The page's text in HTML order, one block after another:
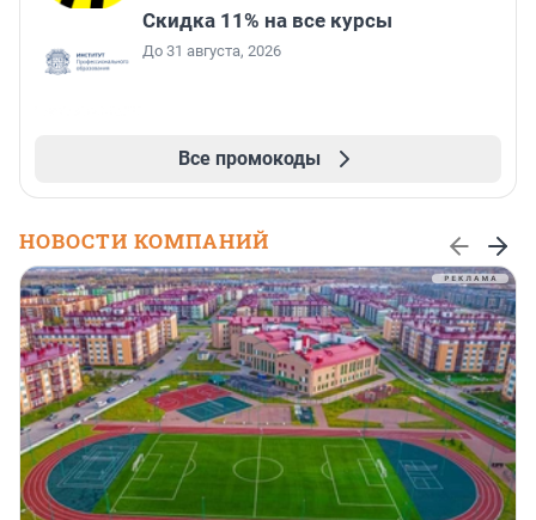
Скидка 11% на все курсы
До 31 августа, 2026
Все промокоды
НОВОСТИ КОМПАНИЙ